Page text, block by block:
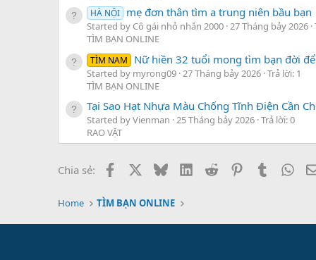
HÀ NỘI mẹ đơn thân tìm a trung niên bầu bạn
Started by Cô gái nhỏ nhắn 2000 27 Tháng bảy 2026
TÌM BẠN ONLINE
TÌM NAM Nữ hiền 32 tuổi mong tìm bạn đời
Started by myrong09 27 Tháng bảy 2026 Trả lời: 1
TÌM BẠN ONLINE
Tại Sao Hạt Nhựa Màu Chống Tĩnh Điện Cần
Started by Vienman 25 Tháng bảy 2026 Trả lời: 0
RAO VẶT
Chia sẻ: Facebook BlueskyLinkedIn
Reddit PinterestTumblr
Home TÌM BẠN ONLINE